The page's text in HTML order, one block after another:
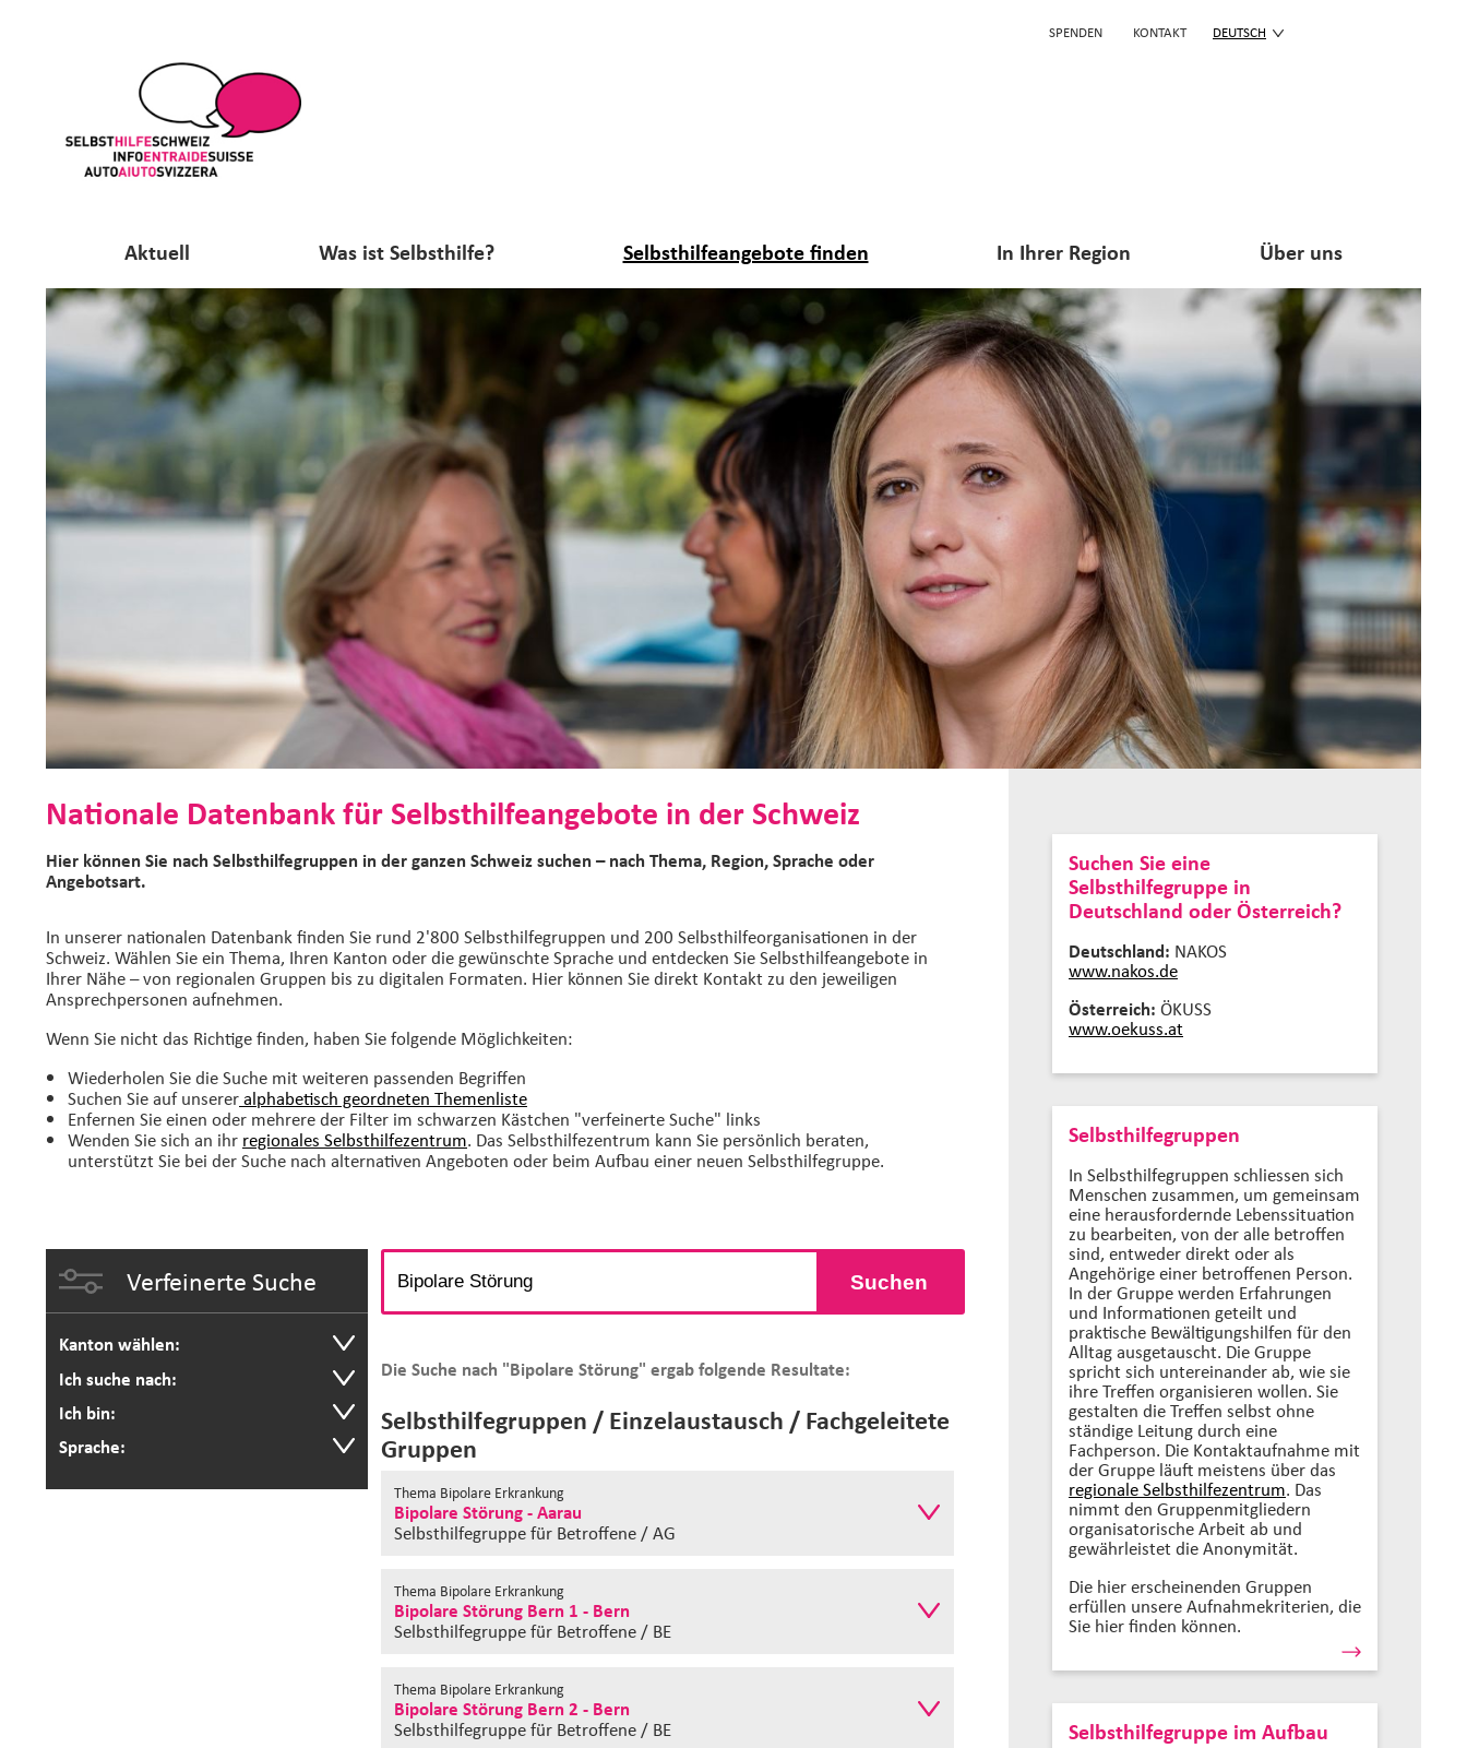
SPENDEN KONTAKT DEUTSCH
Aktuell Was ist Selbsthilfe? Selbsthilfeangebote finden In Ihrer Region Über uns
Nationale Datenbank für Selbsthilfeangebote in der Schweiz
Hier können Sie nach Selbsthilfegruppen in der ganzen Schweiz suchen – nach Thema, Region, Sprache oder
Angebotsart.
In unserer nationalen Datenbank finden Sie rund 2'800 Selbsthilfegruppen und 200 Selbsthilfeorganisationen in der
Schweiz. Wählen Sie ein Thema, Ihren Kanton oder die gewünschte Sprache und entdecken Sie Selbsthilfeangebote in
Ihrer Nähe – von regionalen Gruppen bis zu digitalen Formaten. Hier können Sie direkt Kontakt zu den jeweiligen
Ansprechpersonen aufnehmen.
Wenn Sie nicht das Richtige finden, haben Sie folgende Möglichkeiten:
Wiederholen Sie die Suche mit weiteren passenden Begriffen
Suchen Sie auf unsereralphabetisch geordneten Themenliste
Enfernen Sie einen oder mehrere der Filter im schwarzen Kästchen "verfeinerte Suche" links
Wenden Sie sich an ihr regionales Selbsthilfezentrum. Das Selbsthilfezentrum kann Sie persönlich beraten,
unterstützt Sie bei der Suche nach alternativen Angeboten oder beim Aufbau einer neuen Selbsthilfegruppe.
Verfeinerte Suche
Kanton wählen:
Ich suche nach:
Ich bin:
Sprache:
Suchen
Die Suche nach "Bipolare Störung" ergab folgende Resultate:
Selbsthilfegruppen / Einzelaustausch / Fachgeleitete
Gruppen
Thema Bipolare Erkrankung
Bipolare Störung - Aarau
Selbsthilfegruppefür Betroffene / AG
Thema Bipolare Erkrankung
Bipolare Störung Bern 1 - Bern
Selbsthilfegruppefür Betroffene / BE
Thema Bipolare Erkrankung
Bipolare Störung Bern 2 - Bern
Selbsthilfegruppefür Betroffene / BE
Suchen Sie eine
Selbsthilfegruppe in
Deutschland oder Österreich?
Deutschland: NAKOS
www.nakos.de
Österreich: ÖKUSS
www.oekuss.at
Selbsthilfegruppen
In Selbsthilfegruppen schliessen sich
Menschen zusammen, um gemeinsam
eine herausfordernde Lebenssituation
zu bearbeiten, von der alle betroffen
sind, entweder direkt oder als
Angehörige einer betroffenen Person.
In der Gruppe werden Erfahrungen
und Informationen geteilt und
praktische Bewältigungshilfen für den
Alltag ausgetauscht. Die Gruppe
spricht sich untereinander ab, wie sie
ihre Treffen organisieren wollen. Sie
gestalten die Treffen selbst ohne
ständige Leitung durch eine
Fachperson. Die Kontaktaufnahme mit
der Gruppe läuft meistens über das
regionale Selbsthilfezentrum. Das
nimmt den Gruppenmitgliedern
organisatorische Arbeit ab und
gewährleistet die Anonymität.
Die hier erscheinenden Gruppen
erfüllen unsere Aufnahmekriterien, die
Sie hier finden können.
Selbsthilfegruppe im Aufbau